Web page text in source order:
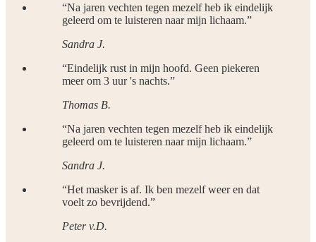
“Na jaren vechten tegen mezelf heb ik eindelijk
geleerd om te luisteren naar mijn lichaam.”
Sandra J.
“Eindelijk rust in mijn hoofd. Geen piekeren
meer om 3 uur 's nachts.”
Thomas B.
“Na jaren vechten tegen mezelf heb ik eindelijk
geleerd om te luisteren naar mijn lichaam.”
Sandra J.
“Het masker is af. Ik ben mezelf weer en dat
voelt zo bevrijdend.”
Peter v.D.